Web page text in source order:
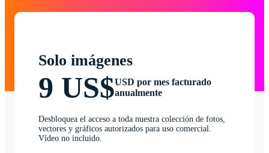
Solo imágenes
9 US$USD por mes facturado
anualmente
Desbloquea el acceso a toda nuestra colección de fotos,
vectores y gráficos autorizados para uso comercial.
Vídeo no incluido.